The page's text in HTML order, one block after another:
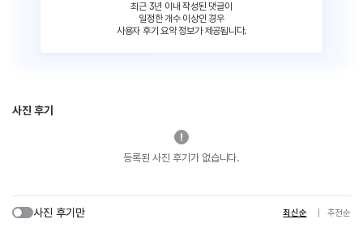
최근 3년 이내 작성된 댓글이
일정한 개수 이상인 경우
사용자 후기 요약 정보가 제공됩니다.
사진 후기
등록된 사진 후기가 없습니다.
사진 후기만 최신순 추천순